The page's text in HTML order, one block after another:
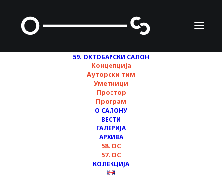
59. ОКТОБАРСКИ САЛОН
Концепција
Ауторски тим
Уметници
Простор
Програм
О САЛОНУ
ВЕСТИ
ГАЛЕРИЈА
АРХИВА
58. ОС
57. ОС
КОЛЕКЦИЈА
РАДОСАВЉЕВИЋ